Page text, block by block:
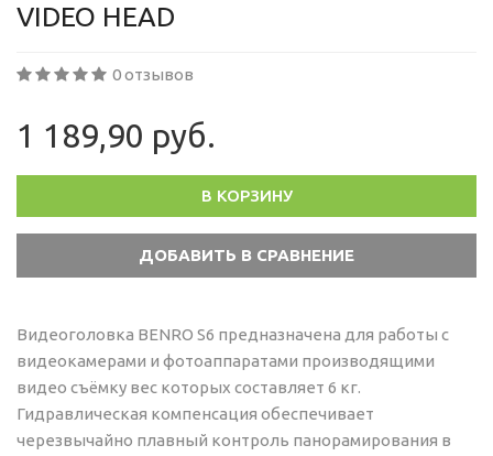
VIDEO HEAD
0 отзывов
1 189,90 руб.
В КОРЗИНУ
Видеоголовка BENRO S6 предназначена для работы с
видеокамерами и фотоаппаратами производящими
видео съёмку вес которых составляет 6 кг.
Гидравлическая компенсация обеспечивает
черезвычайно плавный контроль панорамирования в